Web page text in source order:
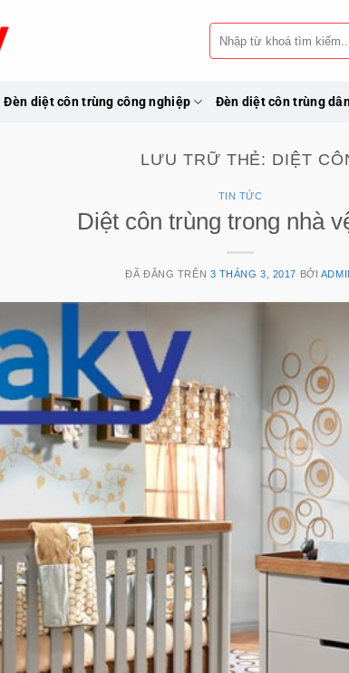
Tìm
kiếm:
Đèn diệt côn trùng công nghiệp Đèn diệt côn trùng
LƯU TRỮ THẺ: DIỆT
TIN TỨC
Diệt côn trùng trong nhà
ĐÃ ĐĂNG TRÊN 3 THÁNG 3, 2017 BỞI